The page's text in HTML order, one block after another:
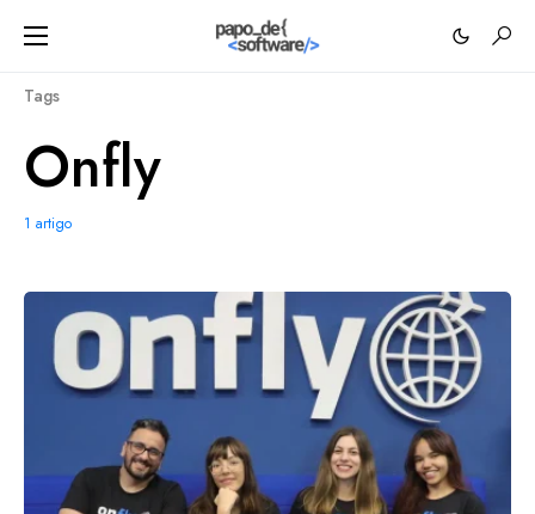
Tags
Onfly
1 artigo